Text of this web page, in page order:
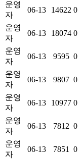
운영
자
06-13 14622 0
운영
자
06-13 18074 0
운영
자
06-13 9595 0
운영
자
06-13 9807 0
운영
자
06-13 10977 0
운영
자
06-13 7812 0
운영
자
06-13 7851 0